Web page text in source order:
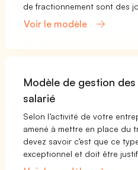
de fractionnement sont des
Voir le modèle
Modèle de gestion
salarié
Selon l’activité de votre
amené à mettre en place du
devez savoir c’est que ce
exceptionnel et doit être